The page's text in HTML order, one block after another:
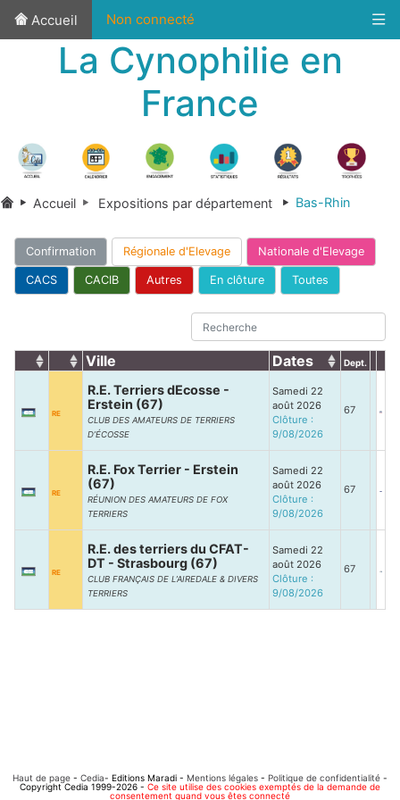
Accueil Non connecté
La Cynophilie en
France
Accueil Expositions par département Bas-Rhin
Confirmation Régionale d'Elevage Nationale d'Elevage
CACS CACIB Autres En clôture Toutes
Ville Dates Dept.
RE
R.E. Terriers dEcosse -
Erstein (67)
CLUB DES AMATEURS DE TERRIERS
D’ÉCOSSE
Samedi 22
août 2026
Clôture :
9/08/2026
67
RE
R.E. Fox Terrier - Erstein
(67)
RÉUNION DES AMATEURS DE FOX
TERRIERS
Samedi 22
août 2026
Clôture :
9/08/2026
67
RE
R.E. des terriers du CFAT-
DT - Strasbourg (67)
CLUB FRANÇAIS DE L’AIREDALE & DIVERS
TERRIERS
Samedi 22
août 2026
Clôture :
9/08/2026
67
Haut de page - Cedia- Editions Maradi - Mentions légales - Politique de confidentialité -
Copyright Cedia 1999-2026 - Ce site utilise des cookies exemptés de la demande de
consentement quand vous êtes connecté